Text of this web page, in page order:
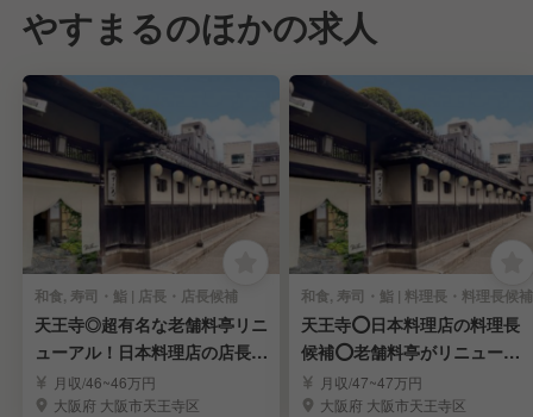
やすまるのほかの求人
和食, 寿司・鮨 | 店長・店長候補
天王寺◎超有名な老舗料亭リニ
ューアル！日本料理店の店長候
補◎月9日休
月収/46~46万円
大阪府 大阪市天王寺区
和食, 寿司・鮨 | 料理長・料理長候補
天王寺⭕日本料理店の料理長
候補⭕老舗料亭がリニューア
ル⭕月9日休み
月収/47~47万円
大阪府 大阪市天王寺区